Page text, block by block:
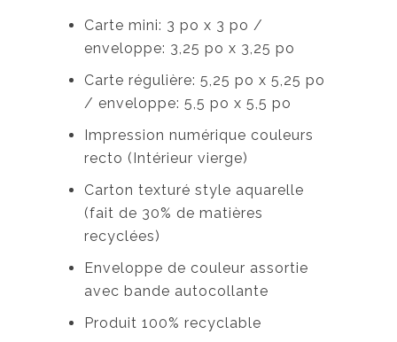
Carte mini: 3 po x 3 po /
enveloppe: 3,25 po x 3,25 po
Carte régulière: 5,25 po x 5,25 po
/ enveloppe: 5,5 po x 5,5 po
Impression numérique couleurs
recto (Intérieur vierge)
Carton texturé style aquarelle
(fait de 30% de matières
recyclées)
Enveloppe de couleur assortie
avec bande autocollante
Produit 100% recyclable